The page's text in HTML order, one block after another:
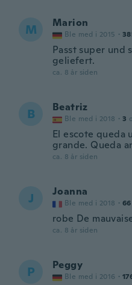
M Marion
Ble med i 2015 ·
Passt super und
geliefert.
ca. 8 år siden
B Beatriz
Ble med i 2018 · 3
El escote queda
grande. Queda
ca. 8 år siden
J Joanna
Ble med i 2018 · 66
robe De
ca. 8 år siden
P Peggy
Ble med i 2016 ·